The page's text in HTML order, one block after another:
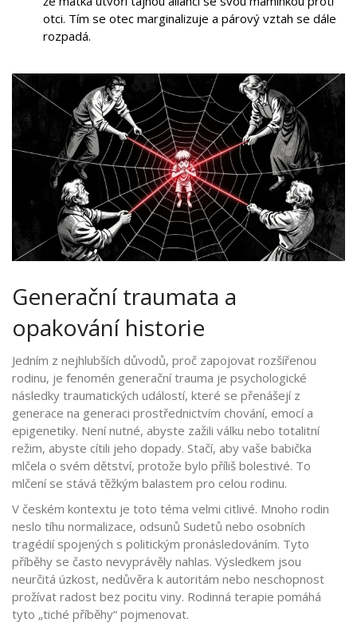
otci. Tím se otec marginalizuje a párový vztah se dále
rozpadá.
Generační traumata a
opakování historie
Jedním z nejhlubších důvodů, proč zapojovat rozšířenou
rodinu, je fenomén generační trauma je psychologické
následky traumatických událostí, které se přenášejí z
generace na generaci prostřednictvím chování, emocí a
epigenetiky. Není nutné, abyste zažili válku nebo totalitní
režim, abyste cítili jeho dopady. Stačí, aby vaše babička
mlčela o svém dětství, protože bylo příliš bolestivé. To
mlčení se stává těžkým balastem pro celou rodinu.
V českém kontextu je toto téma velmi citlivé. Mnoho rodin
neslo tíhu normalizace, odsunů Sudetů nebo osobních
tragédií spojených s politickým pronásledováním. Tyto
příběhy se často nevyprávěly nahlas. Výsledkem jsou
neurčitá úzkost, nedůvěra k autoritám nebo neschopnost
prožívat radost bez pocitu viny. Rodinná terapie pomáhá
tyto „tiché příběhy“ pojmenovat.